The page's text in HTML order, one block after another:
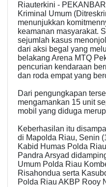
Riauterkini -
Kriminal Umum
menunjukkan
keamanan masyarakat.
sejumlah kasus
dari aksi begal yang
belakang Arena MTQ
pencurian kendaraan
dan roda empat yang
Dari pengungkapan
mengamankan 15 unit
mobil yang diduga
Keberhasilan itu
di Mapolda Riau, Senin
Kabid Humas Polda
Pandra Arsyad
Umum Polda Riau
Risahondua serta
Polda Riau AKBP Rooy